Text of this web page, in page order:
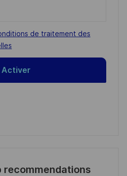
de traitement des
Activer
recommendations